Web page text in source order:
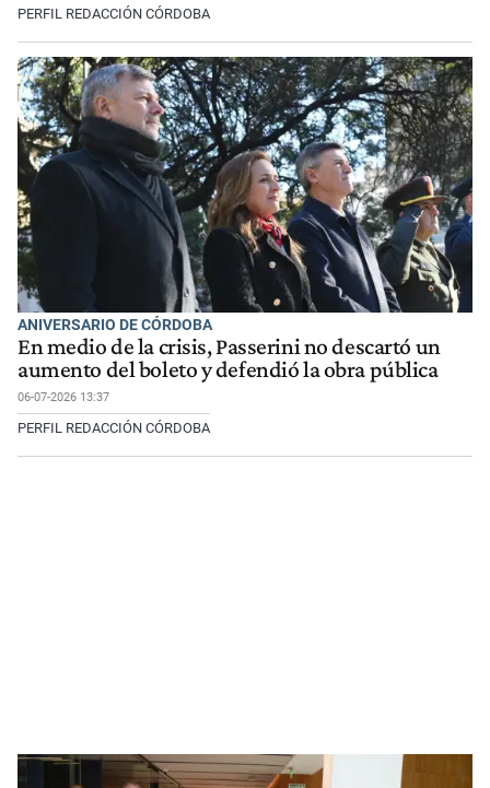
PERFIL REDACCIÓN CÓRDOBA
ANIVERSARIO DE CÓRDOBA
En medio de la crisis, Passerini no descartó un
aumento del boleto y defendió la obra pública
06-07-2026 13:37
PERFIL REDACCIÓN CÓRDOBA